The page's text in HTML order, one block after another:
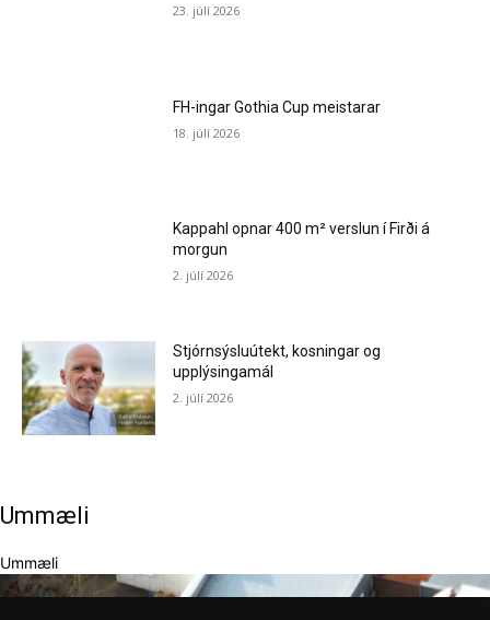
23. júlí 2026
FH-ingar Gothia Cup meistarar
18. júlí 2026
Kappahl opnar 400 m² verslun í Firði á
morgun
2. júlí 2026
Stjórnsýsluútekt, kosningar og
upplýsingamál
2. júlí 2026
Ummæli
Ummæli